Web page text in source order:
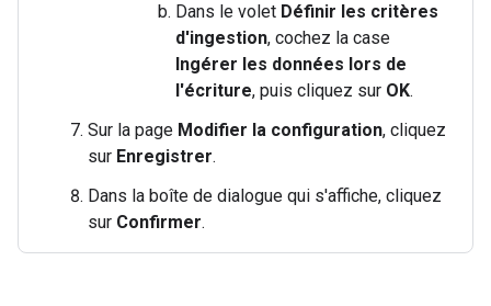
Dans le volet Définir les critères
d'ingestion, cochez la case
Ingérer les données lors de
l'écriture, puis cliquez sur OK.
Sur la page Modifier la configuration, cliquez
sur Enregistrer.
Dans la boîte de dialogue qui s'affiche, cliquez
sur Confirmer.